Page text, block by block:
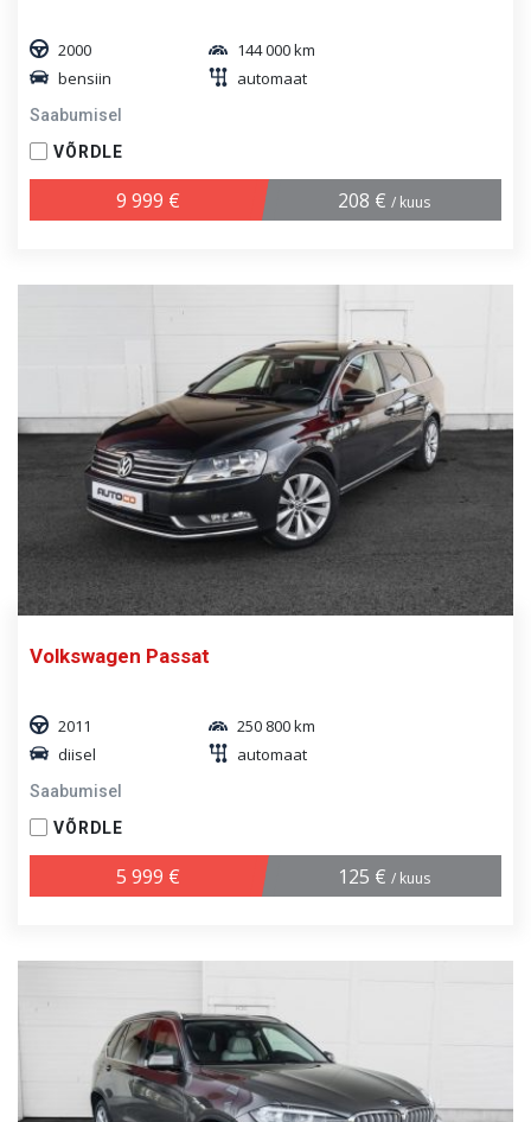
2000
144 000 km
bensiin
automaat
Saabumisel
VÕRDLE
9 999 € 208 € / kuus
Volkswagen Passat
2011
250 800 km
diisel
automaat
Saabumisel
VÕRDLE
5 999 € 125 € / kuus